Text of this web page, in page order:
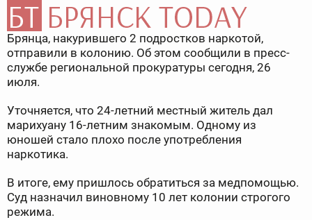
Брянца, накурившего 2 подростков наркотой,
отправили в колонию. Об этом сообщили в пресс-
службе региональной прокуратуры сегодня, 26
июля.
Уточняется, что 24-летний местный житель дал
марихуану 16-летним знакомым. Одному из
юношей стало плохо после употребления
наркотика.
В итоге, ему пришлось обратиться за медпомощью.
Суд назначил виновному 10 лет колонии строгого
режима.